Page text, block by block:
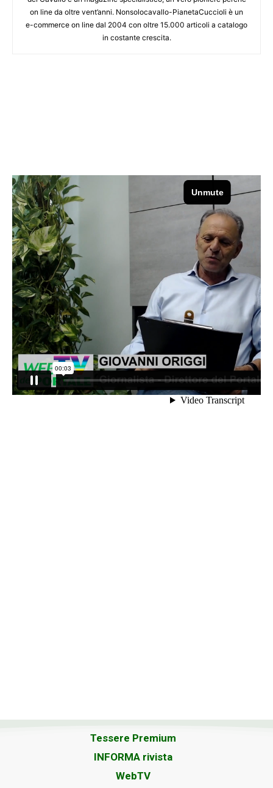
on line da oltre vent’anni. Nonsolocavallo-PianetaCuccioli è un
e-commerce on line dal 2004 con oltre 15.000 articoli a catalogo
in costante crescita.
Tessere Premium
INFORMA rivista
WebTV